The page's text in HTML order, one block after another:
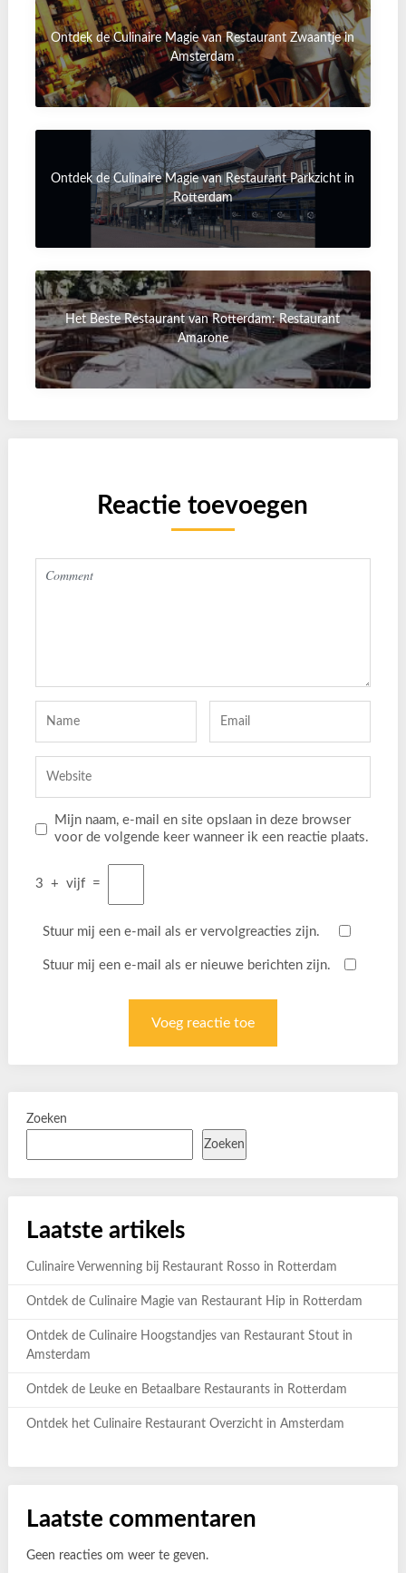
Ontdek de Culinaire Magie van Restaurant Zwaantje in
Amsterdam
Ontdek de Culinaire Magie van Restaurant Parkzicht in
Rotterdam
Het Beste Restaurant van Rotterdam: Restaurant
Amarone
Reactie toevoegen
Mijn naam, e-mail en site opslaan in deze browser
voor de volgende keer wanneer ik een reactie plaats.
3 + vijf =
Stuur mij een e-mail als er vervolgreacties zijn.
Stuur mij een e-mail als er nieuwe berichten zijn.
Zoeken
Zoeken
Laatste artikels
Culinaire Verwenning bij Restaurant Rosso in Rotterdam
Ontdek de Culinaire Magie van Restaurant Hip in Rotterdam
Ontdek de Culinaire Hoogstandjes van Restaurant Stout in
Amsterdam
Ontdek de Leuke en Betaalbare Restaurants in Rotterdam
Ontdek het Culinaire Restaurant Overzicht in Amsterdam
Laatste commentaren
Geen reacties om weer te geven.